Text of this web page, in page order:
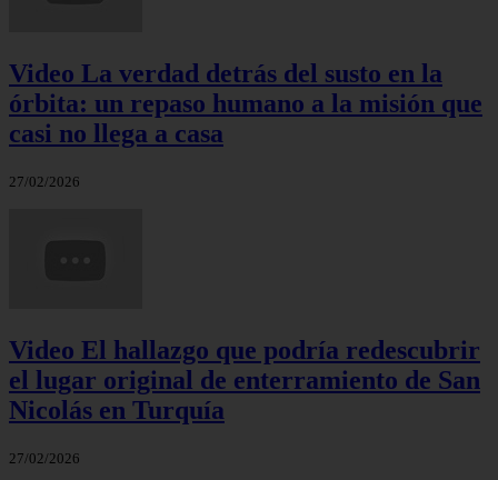
Video La verdad detrás del susto en la
órbita: un repaso humano a la misión que
casi no llega a casa
27/02/2026
Video El hallazgo que podría redescubrir
el lugar original de enterramiento de San
Nicolás en Turquía
27/02/2026